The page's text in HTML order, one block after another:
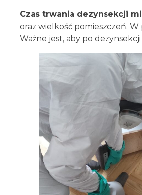
Czas trwania dezynsekcji
oraz wielkość pomieszczeń.
Ważne jest, aby po